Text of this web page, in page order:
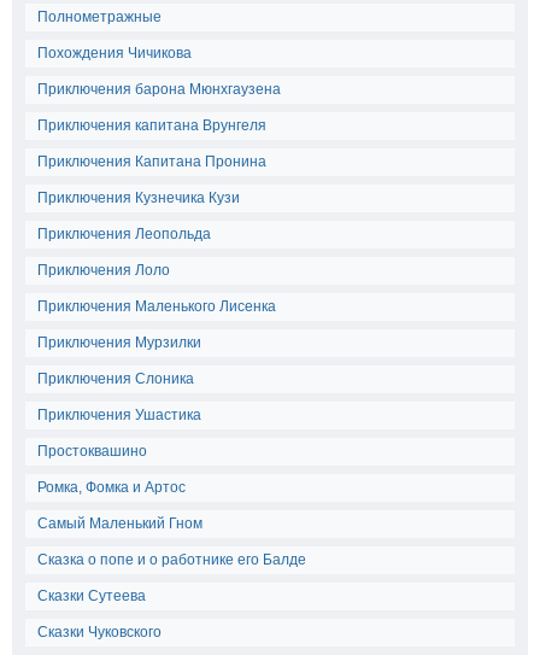
Полнометражные
Похождения Чичикова
Приключения барона Мюнхгаузена
Приключения капитана Врунгеля
Приключения Капитана Пронина
Приключения Кузнечика Кузи
Приключения Леопольда
Приключения Лоло
Приключения Маленького Лисенка
Приключения Мурзилки
Приключения Слоника
Приключения Ушастика
Простоквашино
Ромка, Фомка и Артос
Самый Маленький Гном
Сказка о попе и о работнике его Балде
Сказки Сутеева
Сказки Чуковского